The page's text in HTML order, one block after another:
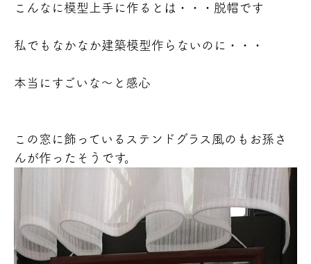
こんなに模型上手に作るとは・・・脱帽です
私でもなかなか建築模型作らないのに・・・
本当にすごいな～と感心
この窓に飾っているステンドグラス風のもお孫さ
んが作ったそうです。